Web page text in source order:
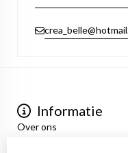
Informatie
Over ons